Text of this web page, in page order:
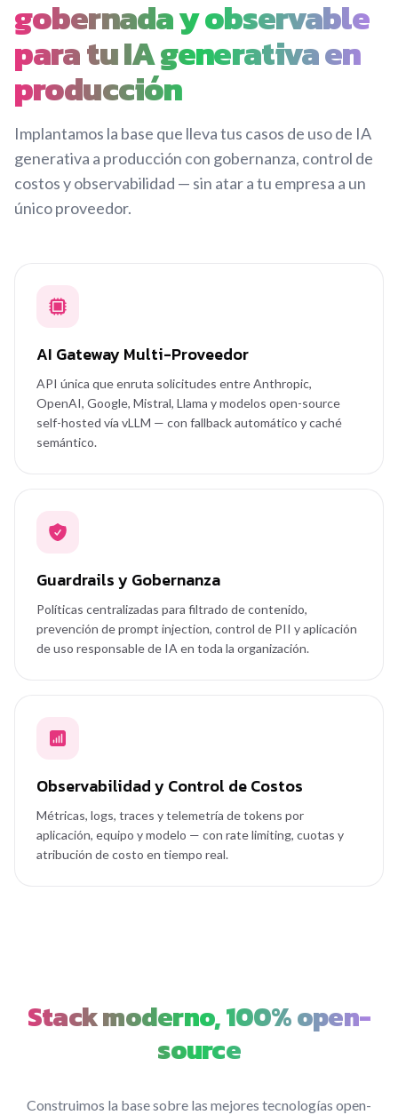
gobernada y observable
para tu IA generativa en
producción
Implantamos la base que lleva tus casos de uso de IA
generativa a producción con gobernanza, control de
costos y observabilidad — sin atar a tu empresa a un
único proveedor.
AI Gateway Multi-Proveedor
API única que enruta solicitudes entre Anthropic,
OpenAI, Google, Mistral, Llama y modelos open-source
self-hosted vía vLLM — con fallback automático y caché
semántico.
Guardrails y Gobernanza
Políticas centralizadas para filtrado de contenido,
prevención de prompt injection, control de PII y aplicación
de uso responsable de IA en toda la organización.
Observabilidad y Control de Costos
Métricas, logs, traces y telemetría de tokens por
aplicación, equipo y modelo — con rate limiting, cuotas y
atribución de costo en tiempo real.
Stack moderno, 100% open-
source
Construimos la base sobre las mejores tecnologías open-